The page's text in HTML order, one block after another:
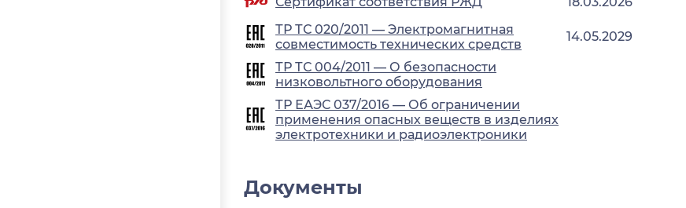
ТР ТС 020/2011 — Электромагнитная
совместимость технических средств
14.05.2029
ТР ТС 004/2011 — О безопасности
низковольтного оборудования
ТР ЕАЭС 037/2016 — Об ограничении
применения опасных веществ в изделиях
электротехники и радиоэлектроники
Документы